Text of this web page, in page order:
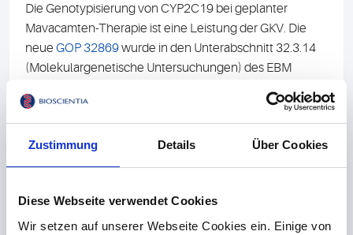
Zustimmung Details Über Cookies
Diese Webseite verwendet Cookies
Wir setzen auf unserer Webseite Cookies ein. Einige von
Die Genotypisierung von CYP2C19 bei geplanter
Mavacamten-Therapie ist eine Leistung der GKV. Die
neue GOP 32869wurde in den Unterabschnitt 32.3.14
(Molekulargenetische Untersuchungen) des EBM
Untersuchung belastet den Fallwert der Praxis nicht,
ohne dass eine Ausnahmekennziffer angegeben
werden muss.
Für Patienten mit symptomatischer HOCM (NYHA-
Anhaltspunkte für einen beträchtlichen Zusatznutzen